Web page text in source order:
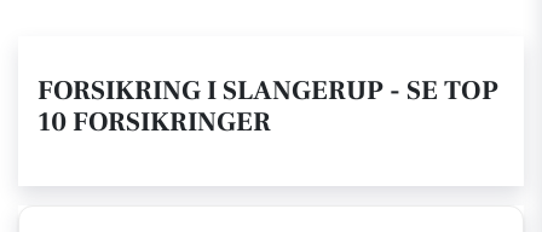
FORSIKRING I SLANGERUP - SE TOP
10 FORSIKRINGER